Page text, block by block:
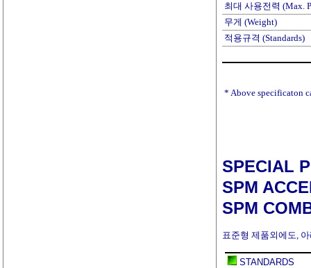
최대 사용전력 (Max.
무게 (Weight)
적용규격 (Standards)
* Above specificaton
SPECIAL
SPM
SPM
표준형 제품외에도,
STANDARDS